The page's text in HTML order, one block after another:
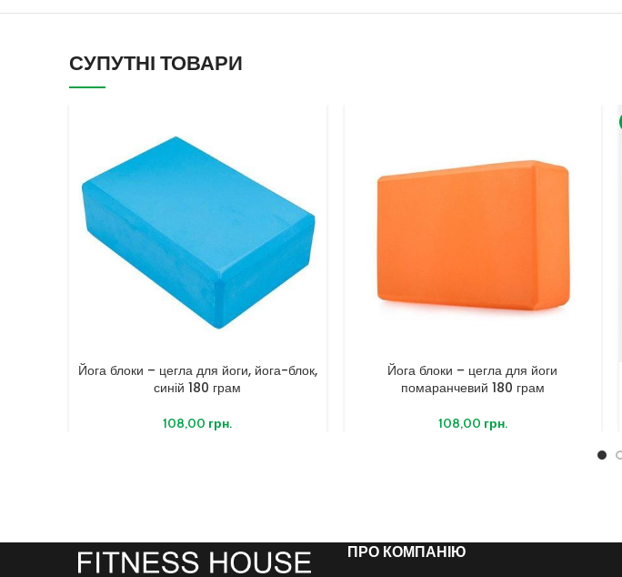
СУПУТНІ ТОВАРИ
Йога блоки – цегла для йоги, йога-блок,
синій 180 грам
108,00 грн.
Йога блоки – цегла для йоги
помаранчевий 180 грам
108,00 грн.
ПРО КОМПАНІЮ